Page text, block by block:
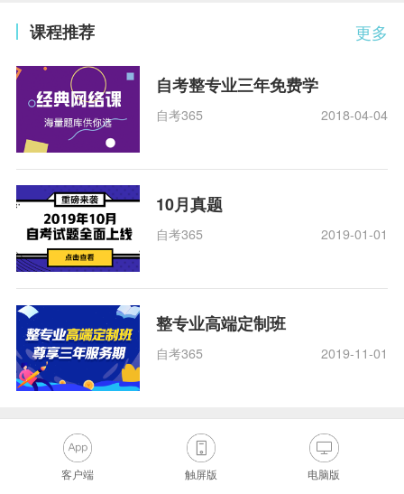
更多
课程推荐
自考整专业三年免费学
自考365 2018-04-04
10月真题
自考365 2019-01-01
整专业高端定制班
自考365 2019-11-01
客户端 触屏版 电脑版